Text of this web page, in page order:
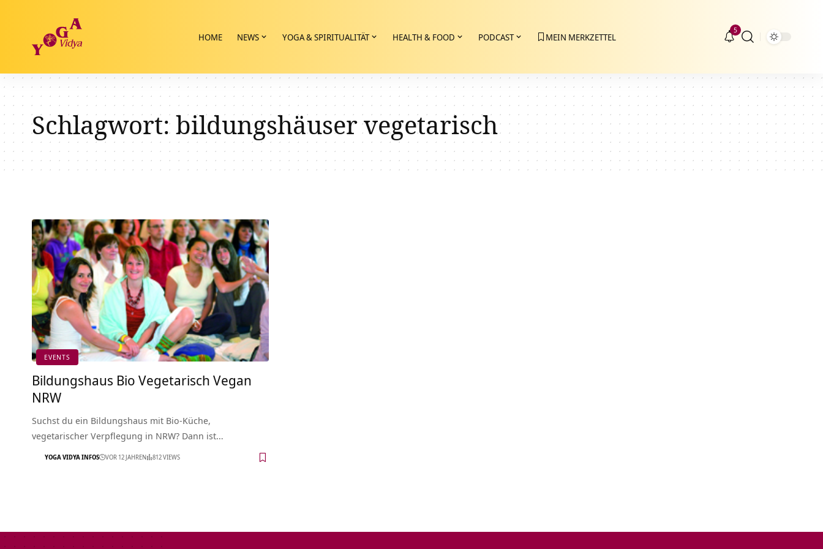
HOME NEWS YOGA & SPIRITUALITÄT HEALTH & FOOD PODCAST MEIN MERKZETTEL
5
Schlagwort:bildungshäuser vegetarisch
EVENTS
Bildungshaus Bio Vegetarisch Vegan
NRW
Suchst du ein Bildungshaus mit Bio-Küche,
vegetarischer Verpflegung in NRW? Dann ist…
YOGA VIDYA INFOS VOR 12 JAHREN 812 VIEWS